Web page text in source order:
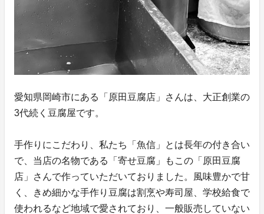
愛知県岡崎市にある「原田豆腐店」さんは、大正創業の
3代続く豆腐屋です。
手作りにこだわり、私たち「魚信」とは長年の付き合い
で、当店の名物である「寄せ豆腐」もこの「原田豆腐
店」さんで作っていただいておりました。風味豊かで甘
く、きめ細かな手作り豆腐は割烹や寿司屋、学校給食で
使われるなど地域で愛されており、一般販売していない